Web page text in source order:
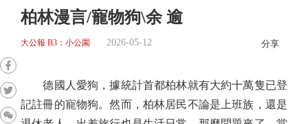
柏林漫言/寵物狗\余 逾
大公報 B3：小公園 2026-05-12 分享
德國人愛狗，據統計首都柏林就有大約十萬隻已登
記註冊的寵物狗。然而，柏林居民不論是上班族，還是